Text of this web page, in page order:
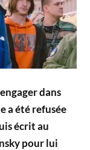
dans
a été refusée
écrit au
pour lui